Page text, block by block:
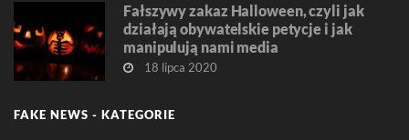
Fałszywy zakaz Halloween, czyli jak
działają obywatelskie petycje i jak
manipulują nami media
18 lipca 2020
FAKE NEWS - KATEGORIE